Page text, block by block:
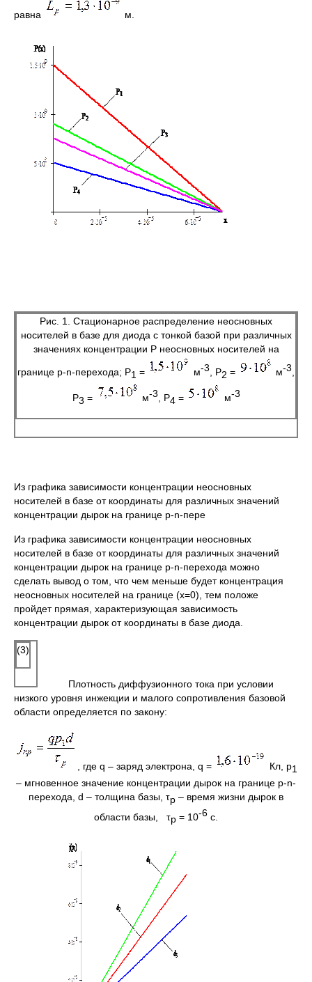
равна м.
Рис. 1. Стационарное распределение неосновных
носителей в базе для диода с тонкой базой при различных
значениях концентрации Р неосновных носителей на
границе p-n-перехода; Р1 = м-3 , Р2 = м-3
Р3 = м-3 , Р4 = м-3
Из графика зависимости концентрации неосновных
носителей в базе от координаты для различных значений
концентрации дырок на границе p-n-пере
Из графика зависимости концентрации неосновных
носителей в базе от координаты для различных значений
концентрации дырок на границе p-n-перехода можно
сделать вывод о том, что чем меньше будет концентрация
неосновных носителей на границе (x=0), тем положе
пройдет прямая, характеризующая зависимость
концентрации дырок от координаты в базе диода.
(3)
Плотность диффузионного тока при условии
низкого уровня инжекции и малого сопротивления базовой
области определяется по закону:
, где q – заряд электрона, q = Кл, p1
– мгновенное значение концентрации дырок на границе p-n-
перехода, d – толщина базы, τр – время жизни дырок в
области базы, τр = 10-6 с.